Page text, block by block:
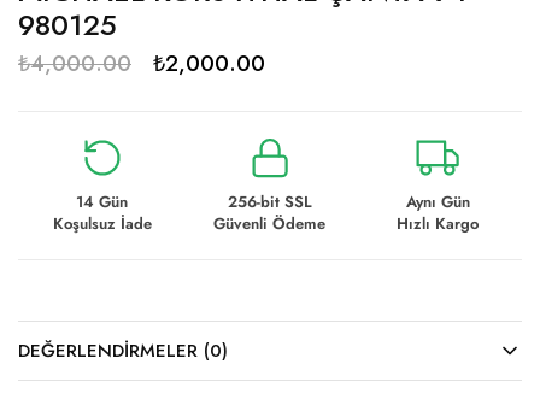
980125
₺4,000.00 ₺2,000.00
14 Gün
Koşulsuz İade
256-bit SSL
Güvenli Ödeme
Aynı Gün
Hızlı Kargo
DEĞERLENDIRMELER (0)